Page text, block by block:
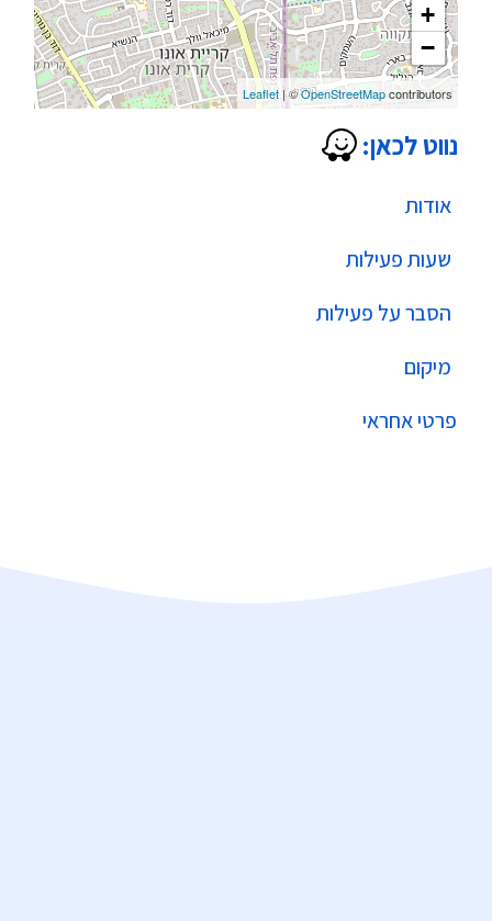
אודות
שעות פעילות
הסבר על פעילות
מיקום
פרטי אחראי
+
−
Leaflet | ©OpenStreetMapcontributors
נווט לכאן: